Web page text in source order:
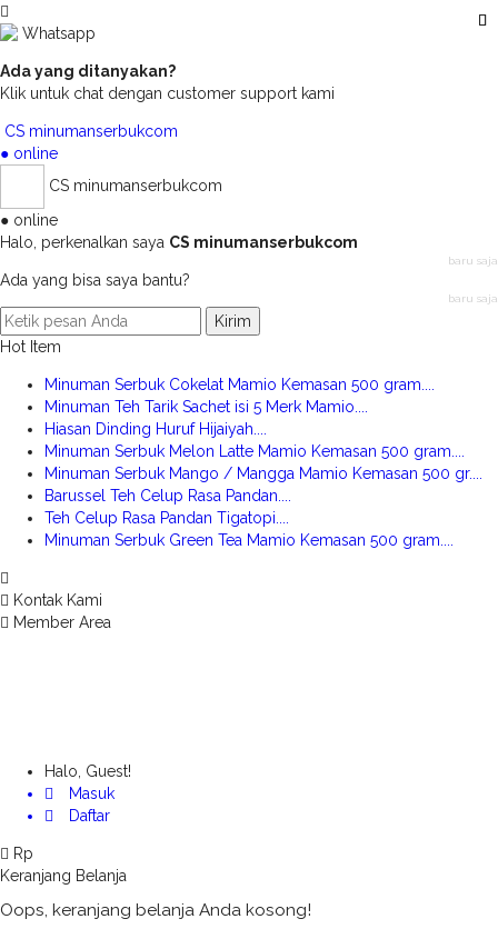
Whatsapp
Ada yang ditanyakan?
Klik untuk chat dengan customer support kami
CS minumanserbukcom
● online
CS minumanserbukcom
● online
Halo, perkenalkan saya CS minumanserbukcom
baru saja
Ada yang bisa saya bantu?
baru saja
Kirim
Hot Item
Minuman Serbuk Cokelat Mamio Kemasan 500 gram....
Minuman Teh Tarik Sachet isi 5 Merk Mamio....
Hiasan Dinding Huruf Hijaiyah....
Minuman Serbuk Melon Latte Mamio Kemasan 500 gram....
Minuman Serbuk Mango / Mangga Mamio Kemasan 500 gr....
Barussel Teh Celup Rasa Pandan....
Teh Celup Rasa Pandan Tigatopi....
Minuman Serbuk Green Tea Mamio Kemasan 500 gram....
Kontak Kami
Member Area
Halo, Guest!
Masuk
Daftar
Rp
Keranjang Belanja
Oops, keranjang belanja Anda kosong!